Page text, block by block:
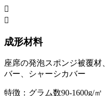


成形材料
座席の発泡スポンジ被覆材
バー、シャーシカバー
特徴：グラム数90-1600g/㎡